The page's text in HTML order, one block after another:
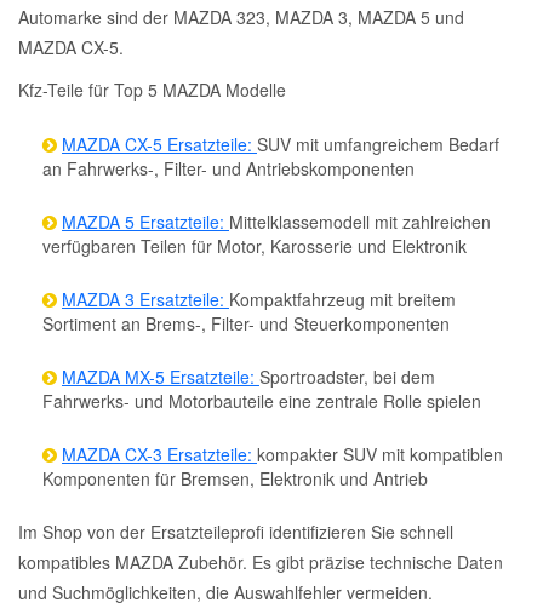
Automarke sind der MAZDA 323, MAZDA 3, MAZDA 5 und
MAZDA CX-5.
Kfz-Teile für Top 5 MAZDA Modelle
MAZDA CX-5 Ersatzteile: SUV mit umfangreichem Bedarf
an Fahrwerks-, Filter- und Antriebskomponenten
MAZDA 5 Ersatzteile: Mittelklassemodell mit zahlreichen
verfügbaren Teilen für Motor, Karosserie und Elektronik
MAZDA 3 Ersatzteile: Kompaktfahrzeug mit breitem
Sortiment an Brems-, Filter- und Steuerkomponenten
MAZDA MX-5 Ersatzteile: Sportroadster, bei dem
Fahrwerks- und Motorbauteile eine zentrale Rolle spielen
MAZDA CX-3 Ersatzteile: kompakter SUV mit kompatiblen
Komponenten für Bremsen, Elektronik und Antrieb
Im Shop von der Ersatzteileprofi identifizieren Sie schnell
kompatibles MAZDA Zubehör. Es gibt präzise technische Daten
und Suchmöglichkeiten, die Auswahlfehler vermeiden.